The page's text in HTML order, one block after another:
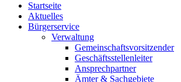
Startseite
Aktuelles
Bürgerservice
Verwaltung
Gemeinschaftsvorsitzender
Geschäftsstellenleiter
Ansprechpartner
Ämter & Sachgebiete